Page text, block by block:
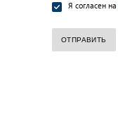
Я согласен на